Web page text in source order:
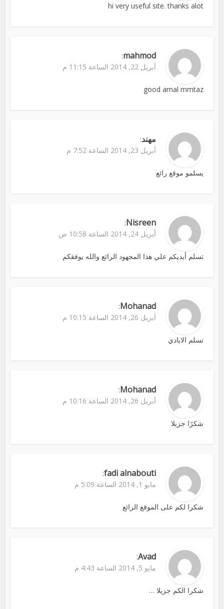
hi very useful site. thanks alot
mahmod
:
أبريل 22, 2014 الساعة 11:15 م
good amal mmtaz
مهند:
أبريل 23, 2014 الساعة 7:52 م
يسلمو موقع رائع
Nisreen
:
أبريل 24, 2014 الساعة 10:58 ص
تسلم أيديكم علي هذا المجهود الرائع والله يوفقكم
Mohanad
:
أبريل 26, 2014 الساعة 10:15 م
تسلم الايادي
Mohanad
:
أبريل 26, 2014 الساعة 10:16 م
شكرًا جزيلا
fadi alnabouti
:
مايو 1, 2014 الساعة 5:09 م
شكرا لكم على الموقع الرائع
Avad
:
مايو 5, 2014 الساعة 4:43 م
شكرا الكم جزيلا …